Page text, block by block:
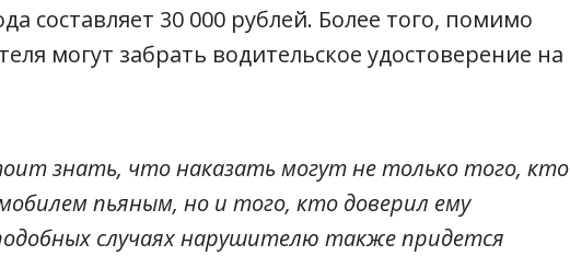
составляет 30 000 рублей. Более того, помимо
могут забрать водительское удостоверение на
знать, что наказать могут не только того, кто
пьяным, но и того, кто доверил ему
случаях нарушителю также придется